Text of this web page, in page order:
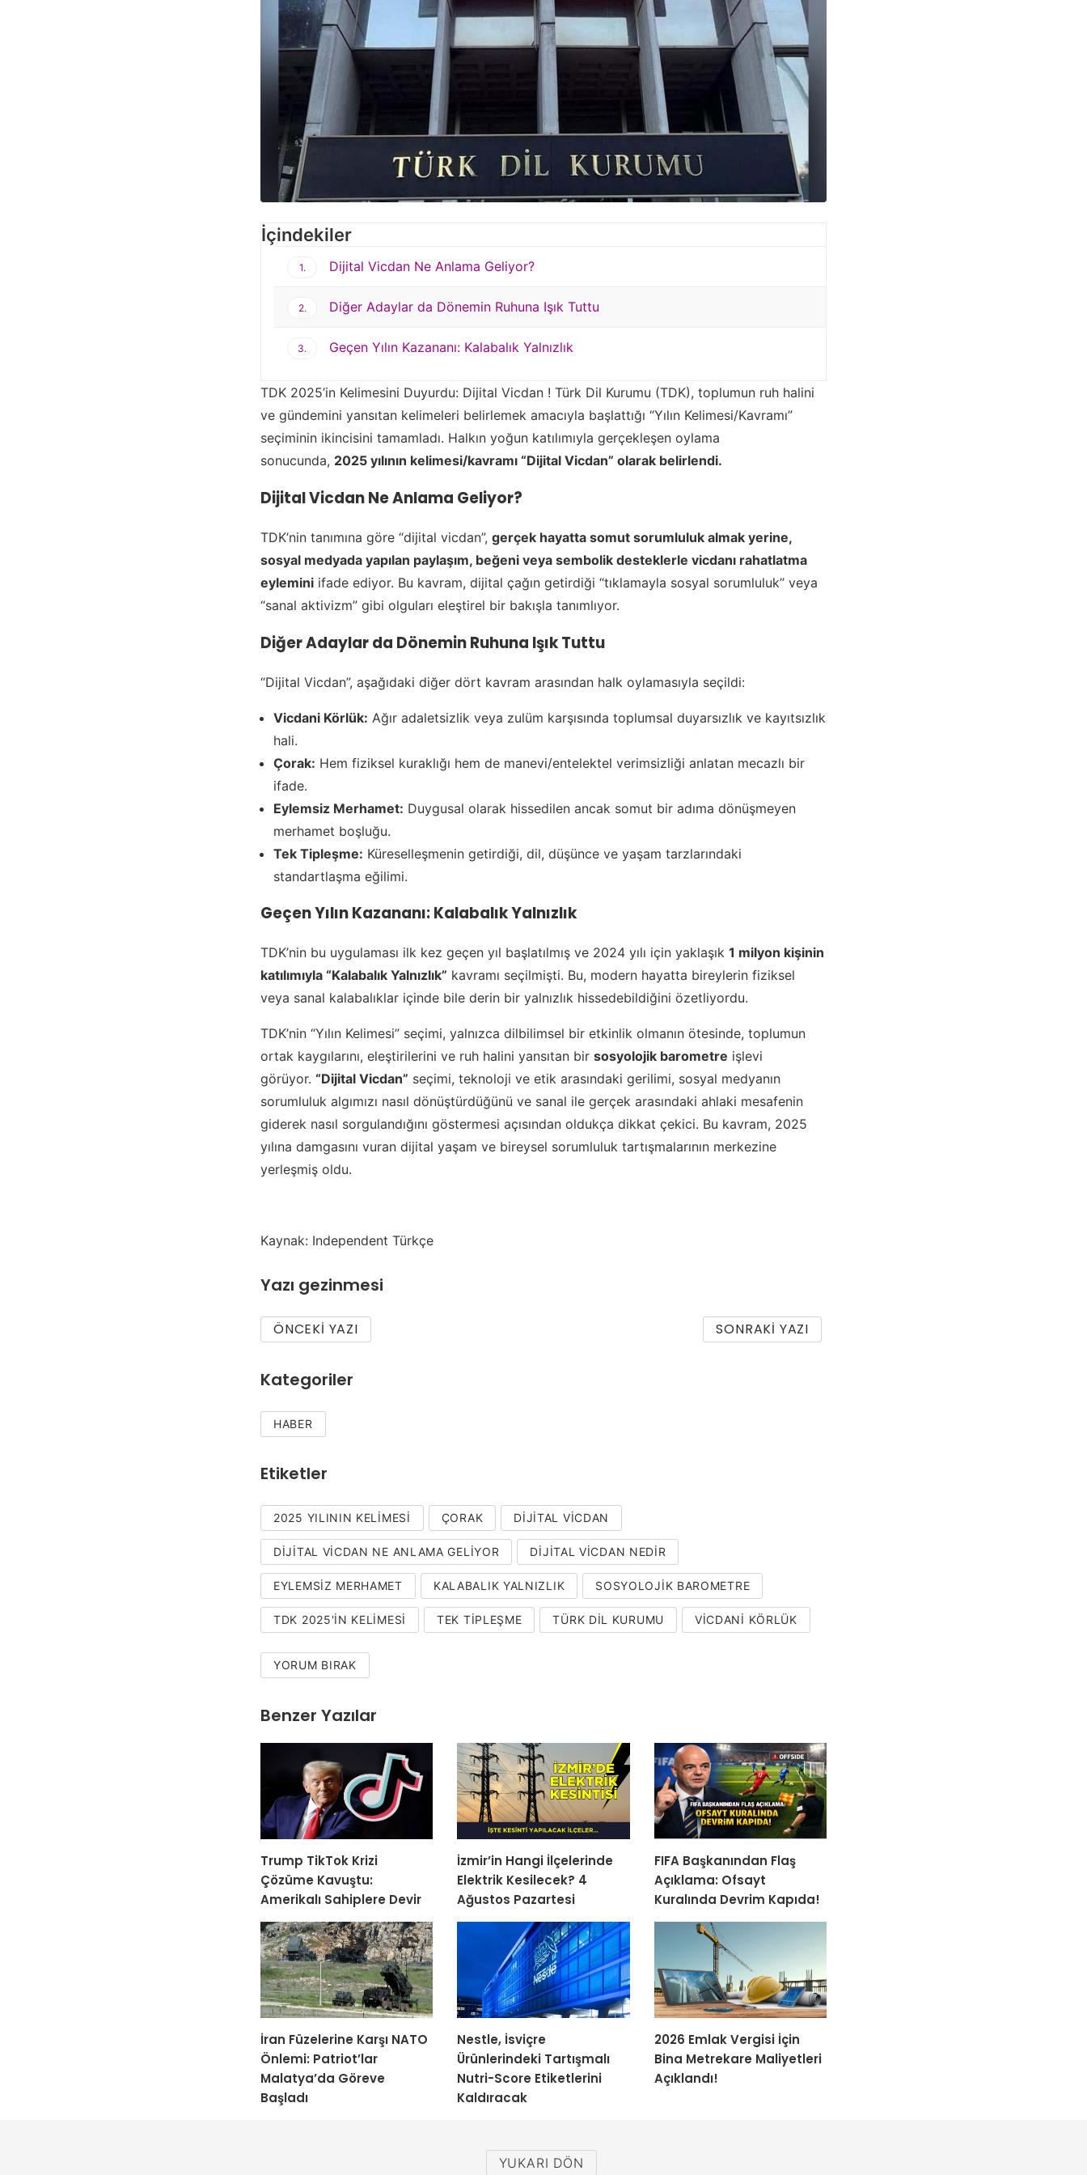
İçindekiler
1. Dijital Vicdan Ne Anlama Geliyor?
2. Diğer Adaylar da Dönemin Ruhuna Işık Tuttu
3. Geçen Yılın Kazananı: Kalabalık Yalnızlık
TDK 2025’in Kelimesini Duyurdu: Dijital Vicdan ! Türk Dil Kurumu (TDK), toplumun ruh halini
ve gündemini yansıtan kelimeleri belirlemek amacıyla başlattığı “Yılın Kelimesi/Kavramı”
seçiminin ikincisini tamamladı. Halkın yoğun katılımıyla gerçekleşen oylama
sonucunda, 2025 yılının kelimesi/kavramı “Dijital Vicdan” olarak belirlendi.
Dijital Vicdan Ne Anlama Geliyor?
TDK’nin tanımına göre “dijital vicdan”, gerçek hayatta somut sorumluluk almak yerine,
sosyal medyada yapılan paylaşım, beğeni veya sembolik desteklerle vicdanı rahatlatma
eylemini ifade ediyor. Bu kavram, dijital çağın getirdiği “tıklamayla sosyal sorumluluk” veya
“sanal aktivizm” gibi olguları eleştirel bir bakışla tanımlıyor.
Diğer Adaylar da Dönemin Ruhuna Işık Tuttu
“Dijital Vicdan”, aşağıdaki diğer dört kavram arasından halk oylamasıyla seçildi:
Vicdani Körlük: Ağır adaletsizlik veya zulüm karşısında toplumsal duyarsızlık ve kayıtsızlık
hali.
Çorak: Hem fiziksel kuraklığı hem de manevi/entelektel verimsizliği anlatan mecazlı bir
ifade.
Eylemsiz Merhamet: Duygusal olarak hissedilen ancak somut bir adıma dönüşmeyen
merhamet boşluğu.
Tek Tipleşme: Küreselleşmenin getirdiği, dil, düşünce ve yaşam tarzlarındaki
standartlaşma eğilimi.
Geçen Yılın Kazananı: Kalabalık Yalnızlık
TDK’nin bu uygulaması ilk kez geçen yıl başlatılmış ve 2024 yılı için yaklaşık 1 milyon kişinin
katılımıyla “Kalabalık Yalnızlık” kavramı seçilmişti. Bu, modern hayatta bireylerin fiziksel
veya sanal kalabalıklar içinde bile derin bir yalnızlık hissedebildiğini özetliyordu.
TDK’nin “Yılın Kelimesi” seçimi, yalnızca dilbilimsel bir etkinlik olmanın ötesinde, toplumun
ortak kaygılarını, eleştirilerini ve ruh halini yansıtan bir sosyolojik barometre işlevi
görüyor. “Dijital Vicdan” seçimi, teknoloji ve etik arasındaki gerilimi, sosyal medyanın
sorumluluk algımızı nasıl dönüştürdüğünü ve sanal ile gerçek arasındaki ahlaki mesafenin
giderek nasıl sorgulandığını göstermesi açısından oldukça dikkat çekici. Bu kavram, 2025
yılına damgasını vuran dijital yaşam ve bireysel sorumluluk tartışmalarının merkezine
yerleşmiş oldu.
Kaynak: Independent Türkçe
Yazı gezinmesi
ÖNCEKI YAZI SONRAKI YAZI
Kategoriler
HABER
Etiketler
2025 YILININ KELIMESI ÇORAK DIJITAL VICDAN
DIJITAL VICDAN NE ANLAMA GELIYOR DIJITAL VICDAN NEDIR
EYLEMSIZ MERHAMET KALABALIK YALNIZLIK SOSYOLOJIK BAROMETRE
TDK 2025'IN KELIMESI TEK TIPLEŞME TÜRK DIL KURUMU VICDANI KÖRLÜK
YORUM BIRAK
Benzer Yazılar
Trump TikTok Krizi
Çözüme Kavuştu:
Amerikalı Sahiplere Devir
İzmir’in Hangi İlçelerinde
Elektrik Kesilecek? 4
Ağustos Pazartesi
FIFA Başkanından Flaş
Açıklama: Ofsayt
Kuralında Devrim Kapıda!
İran Füzelerine Karşı NATO
Önlemi: Patriot’lar
Malatya’da Göreve
Başladı
Nestle, İsviçre
Ürünlerindeki Tartışmalı
Nutri-Score Etiketlerini
Kaldıracak
2026 Emlak Vergisi İçin
Bina Metrekare Maliyetleri
Açıklandı!
YUKARI DÖN